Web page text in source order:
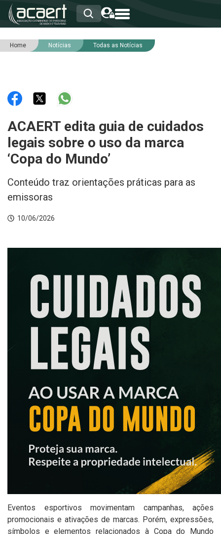
HOME
RNA
NOTÍCIAS
INTEGRIDADE
Home Notícias Todas as Notícias
ACAERT edita guia de cuidados
legais sobre o uso da marca
‘Copa do Mundo’
Conteúdo traz orientações práticas para as
emissoras
10/06/2026
Eventos esportivos movimentam campanhas, ações
promocionais e ativações de marcas. Porém, expressões,
símbolos e elementos relacionados à Copa do Mundo